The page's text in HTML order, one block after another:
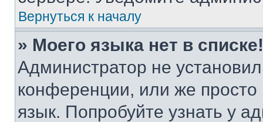
Вернуться к началу
» Моего языка нет в списке!
Администратор не
конференции, или же
язык. Попробуйте узнать у